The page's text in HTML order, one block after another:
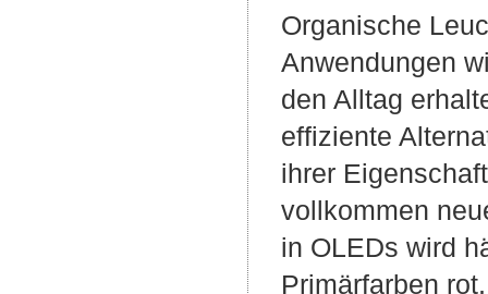
Organische
Anwendungen
den Alltag
effiziente
ihrer
vollkommen
in OLEDs wird
Primärfarben